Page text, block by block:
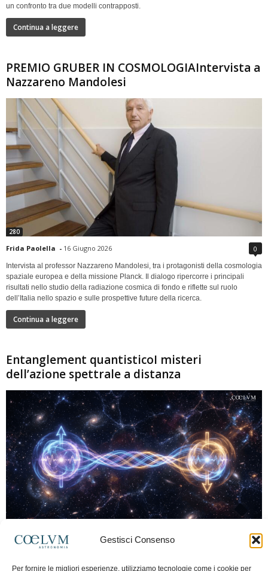
Gestisci Consenso
Per fornire le migliori esperienze, utilizziamo tecnologie come i cookie per
un confronto tra due modelli contrapposti.
Continua a leggere
PREMIO GRUBER IN COSMOLOGIAIntervista a
Nazzareno Mandolesi
280
Frida Paolella - 16 Giugno 2026 0
Intervista al professor Nazzareno Mandolesi, tra i protagonisti della cosmologia
spaziale europea e della missione Planck. Il dialogo ripercorre i principali
risultati nello studio della radiazione cosmica di fondo e riflette sul ruolo
dell’Italia nello spazio e sulle prospettive future della ricerca.
Continua a leggere
Entanglement quantisticoI misteri
dell’azione spettrale a distanza
Marco Lorrai - 15 Giugno 2026 0
moderna: due particelle possono mostrare correlazioni che sembrano ignorare